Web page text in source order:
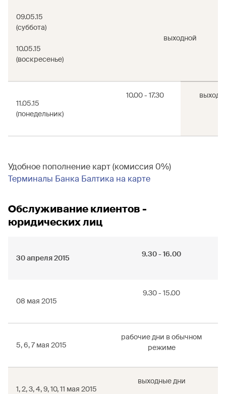
09.05.15
(суббота)
10.05.15
(воскресенье)
выходной
11.05.15
(понедельник)
10.00 - 17.30
Удобное пополнение карт (комиссия 0%)
Терминалы Банка Балтика на карте
Обслуживание клиентов -
юридических лиц
30 апреля 2015 9.30 - 16.00
08 мая 2015
9.30 - 15.00
5, 6, 7 мая 2015
рабочие дни в обычном
режиме
1, 2, 3, 4, 9, 10, 11 мая 2015
выходные дни